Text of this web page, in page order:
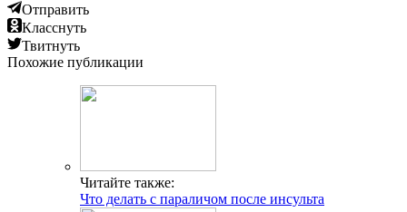
Отправить
Класснуть
Твитнуть
Похожие публикации
Читайте также:
Что делать с параличом после инсульта